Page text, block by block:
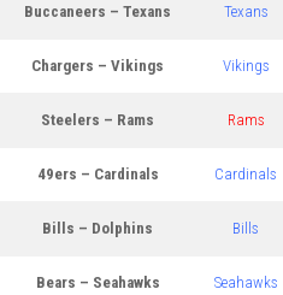
Buccaneers – Texans Texans
Chargers – Vikings Vikings
Steelers – Rams Rams
49ers – Cardinals Cardinals
Bills – Dolphins Bills
Bears – Seahawks Seahawks